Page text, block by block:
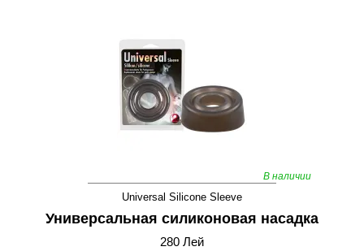
В наличии
Universal Silicone Sleeve
Универсальная силиконовая насадка
280 Лей